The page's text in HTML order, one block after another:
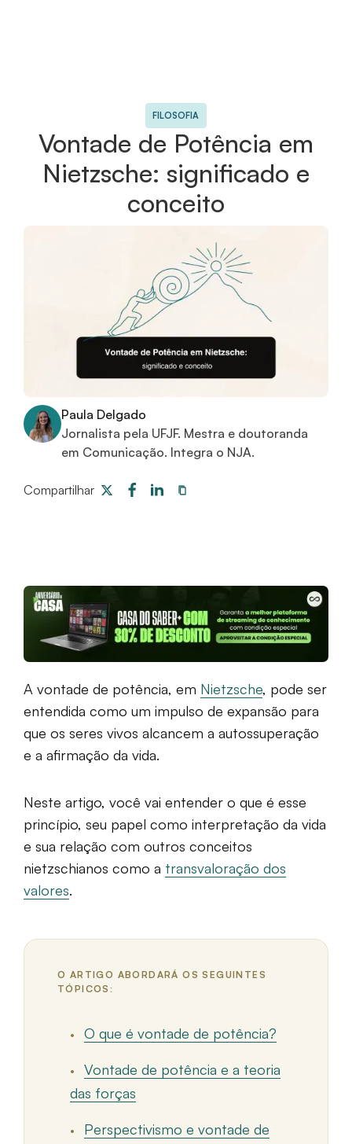
FILOSOFIA
Vontade de Potência em
Nietzsche: significado e
conceito
Paula Delgado
Jornalista pela UFJF. Mestra e doutoranda
em Comunicação. Integra o NJA.
Compartilhar
A vontade de potência, em Nietzsche, pode ser
entendida como um impulso de expansão para
que os seres vivos alcancem a autossuperação
e a afirmação da vida.
Neste artigo, você vai entender o que é esse
princípio, seu papel como interpretação da vida
e sua relação com outros conceitos
nietzschianos como a transvaloração dos
valores.
O ARTIGO ABORDARÁ OS SEGUINTES
TÓPICOS:
O que é vontade de potência?
Vontade de potência e a teoria
das forças
Perspectivismo e vontade de